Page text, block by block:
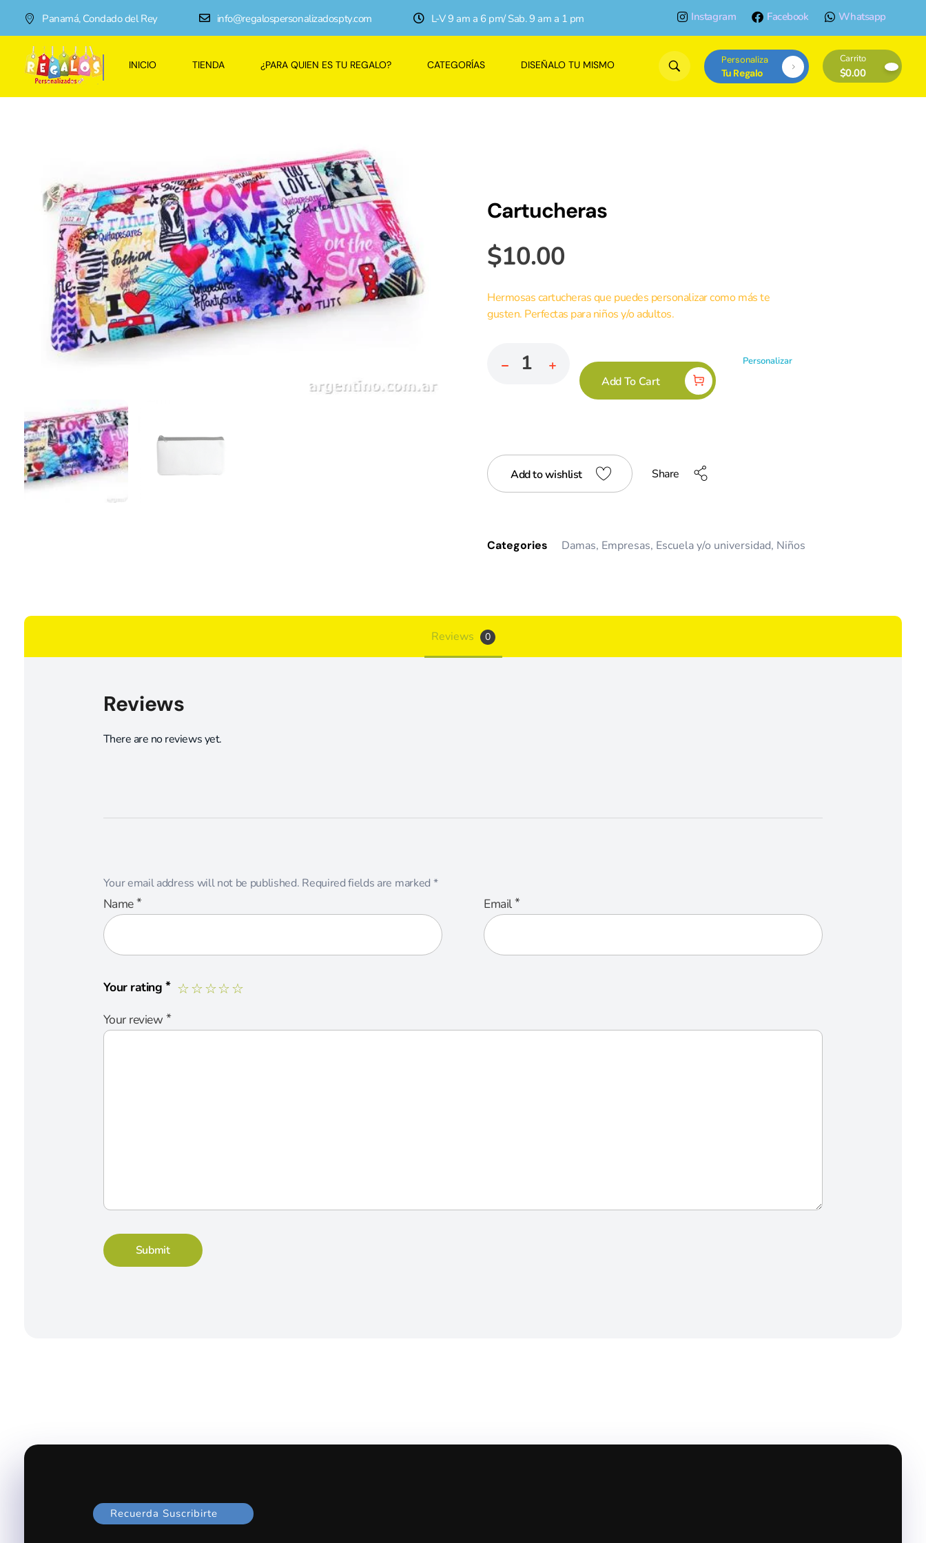
Panamá, Condado del Rey info@regalospersonalizadospty.com L-V 9 am a 6 pm/ Sab. 9 am a 1 pm Instagram Facebook Whatsapp
Regalos Personalizados Panamá
INICIO TIENDA ¿PARA QUIEN ES TU REGALO? CATEGORÍAS DISEÑALO TU MISMO Personaliza
Tu Regalo
Carrito
$0.00
Cartucheras
$10.00
Hermosas cartucheras que puedes personalizar como más te
gusten. Perfectas para niños y/o adultos.
Add To Cart
Personalizar
Add to wishlist Share
Categories Damas, Empresas, Escuela y/o universidad, Niños
Reviews 0
Reviews
There are no reviews yet.
Your email address will not be published. Required fields are marked *
Name* Email*
Your rating *
Your review *
Recuerda Suscribirte